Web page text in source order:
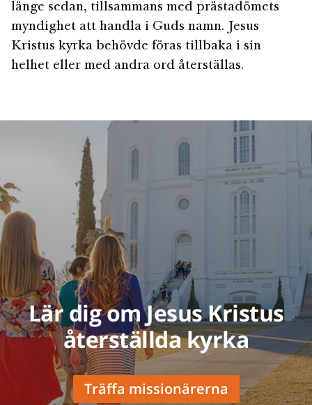
länge sedan, tillsammans med prästadömets
myndighet att handla i Guds namn. Jesus
Kristus kyrka behövde föras tillbaka i sin
helhet eller med andra ord återställas.
Lär dig om Jesus Kristus
återställda kyrka
Träffa missionärerna